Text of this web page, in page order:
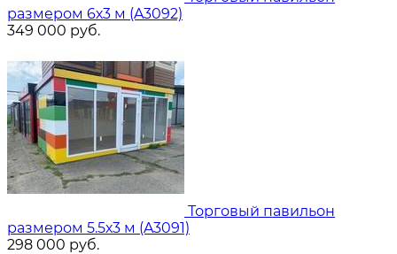
размером 6х3 м (A3092)
349 000 руб.
Торговый павильон
размером 5.5х3 м (A3091)
298 000 руб.